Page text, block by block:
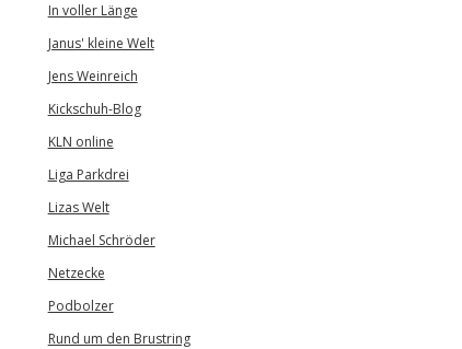
In voller Länge
Janus' kleine Welt
Jens Weinreich
Kickschuh-Blog
KLN online
Liga Parkdrei
Lizas Welt
Michael Schröder
Netzecke
Podbolzer
Rund um den Brustring